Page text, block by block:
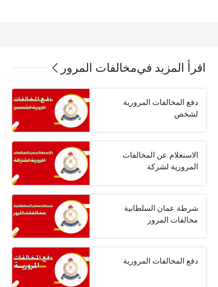
اقرأ المزيد فيمخالفات المرور
دفع المخالفات المرورية
لشخص
الاستعلام عن المخالفات
المرورية لشركة
شرطة عمان السلطانية
مخالفات المرور
دفع المخالفات المرورية